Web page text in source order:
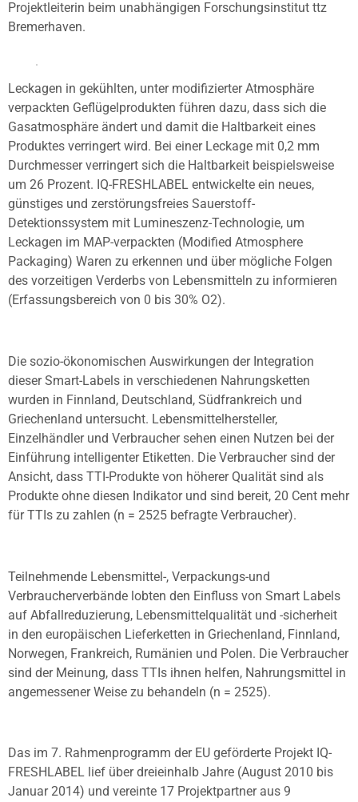
Projektleiterin beim unabhängigen Forschungsinstitut ttz
Bremerhaven.
Leckagen in gekühlten, unter modifizierter Atmosphäre
verpackten Geflügelprodukten führen dazu, dass sich die
Gasatmosphäre ändert und damit die Haltbarkeit eines
Produktes verringert wird. Bei einer Leckage mit 0,2 mm
Durchmesser verringert sich die Haltbarkeit beispielsweise
um 26 Prozent. IQ-FRESHLABEL entwickelte ein neues,
günstiges und zerstörungsfreies Sauerstoff-
Detektionssystem mit Lumineszenz-Technologie, um
Leckagen im MAP-verpackten (Modified Atmosphere
Packaging) Waren zu erkennen und über mögliche Folgen
des vorzeitigen Verderbs von Lebensmitteln zu informieren
(Erfassungsbereich von 0 bis 30% O2).
Die sozio-ökonomischen Auswirkungen der Integration
dieser Smart-Labels in verschiedenen Nahrungsketten
wurden in Finnland, Deutschland, Südfrankreich und
Griechenland untersucht. Lebensmittelhersteller,
Einzelhändler und Verbraucher sehen einen Nutzen bei der
Einführung intelligenter Etiketten. Die Verbraucher sind der
Ansicht, dass TTI-Produkte von höherer Qualität sind als
Produkte ohne diesen Indikator und sind bereit, 20 Cent mehr
für TTIs zu zahlen (n = 2525 befragte Verbraucher).
Teilnehmende Lebensmittel-, Verpackungs-und
Verbraucherverbände lobten den Einfluss von Smart Labels
auf Abfallreduzierung, Lebensmittelqualität und -sicherheit
in den europäischen Lieferketten in Griechenland, Finnland,
Norwegen, Frankreich, Rumänien und Polen. Die Verbraucher
sind der Meinung, dass TTIs ihnen helfen, Nahrungsmittel in
angemessener Weise zu behandeln (n = 2525).
Das im 7. Rahmenprogramm der EU geförderte Projekt IQ-
FRESHLABEL lief über dreieinhalb Jahre (August 2010 bis
Januar 2014) und vereinte 17 Projektpartner aus 9